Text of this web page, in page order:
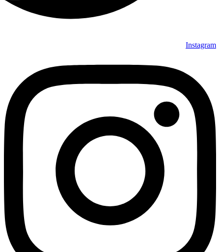
Instagram